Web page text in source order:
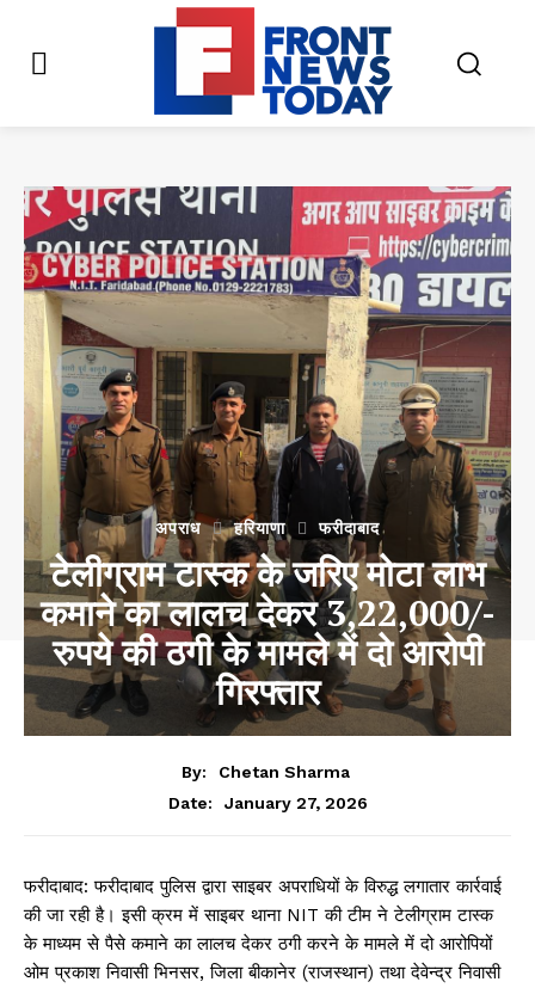
अपराध हरियाणा फरीदाबाद
टेलीग्राम टास्क के जरिए मोटा लाभ
कमाने का लालच देकर 3,22,000/-
रुपये की ठगी के मामले में दो आरोपी
गिरफ्तार
By:
Chetan Sharma
Date:
January 27, 2026
फरीदाबाद: फरीदाबाद पुलिस द्वारा साइबर अपराधियों के विरुद्ध लगातार कार्रवाई
की जा रही है। इसी क्रम में साइबर थाना NIT की टीम ने टेलीग्राम टास्क
के माध्यम से पैसे कमाने का लालच देकर ठगी करने के मामले में दो आरोपियों
ओम प्रकाश निवासी भिनसर, जिला बीकानेर (राजस्थान) तथा देवेन्द्र निवासी